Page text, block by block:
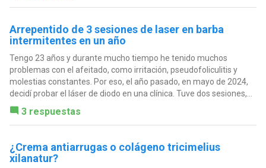
Arrepentido de 3 sesiones de laser en barba
intermitentes en un año
Tengo 23 años y durante mucho tiempo he tenido muchos
problemas con el afeitado, como irritación, pseudofoliculitis y
molestias constantes. Por eso, el año pasado, en mayo de 2024,
decidí probar el láser de diodo en una clínica. Tuve dos sesiones,...
3 respuestas
¿Crema antiarrugas o colágeno tricimelius
xilanatur?